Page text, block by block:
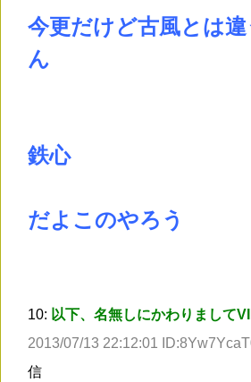
今更だけど古風とは
ん
鉄心
だよこのやろう
10: 以下、名無しにかわりまして
2013/07/13 22:12:01
信